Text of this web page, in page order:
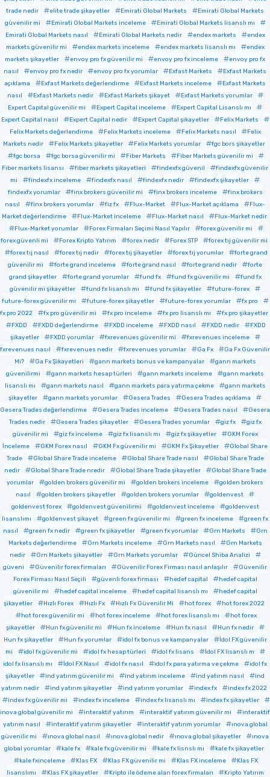
trade nedir
elite trade şikayetler Emirati Global Markets
Emirati Global Markets
güvenilir mi
Emirati Global Markets inceleme
Emirati Global Markets lisanslı mı
Emirati Global Markets nasıl
Emirati Global Markets nedir endex markets
endex
markets güvenilir mi
endex markets inceleme endex markets lisanslı mı
endex
markets şikayetler
envoy pro fx güvenilir mi envoy pro fx inceleme
envoy pro fx
nasıl
envoy pro fx nedir envoy pro fx yorumlar Exfast Markets
Exfast Markets
açıklama
Exfast Markets değerlendirme Exfast Markets inceleme
Exfast Markets
nasıl
Exfast Markets nedir Exfast Markets şikayet
Exfast Markets yorumlar
Expert Capital güvenilir mi
Expert Capital inceleme
Expert Capital Lisanslı mı
Expert Capital nasıl
Expert Capital nedir Expert Capital şikayetler
Felix Markets
Felix Markets değerlendirme
Felix Markets inceleme Felix Markets nasıl
Felix
Markets nedir
Felix Markets şikayetler Felix Markets yorumlar
fgc bors şikayetler
fgc borsa
fgc borsa güvenilir mi Fiber Markets
Fiber Markets güvenilir mi
Fiber markets lisansı
fiber markets şikayetleri findexfx güvenil
findexfx güvenilir
mi
findexfx inceleme findexfx nasıl findexfx nedir
findexfx şikayetler
findexfx yorumlar
finx brokers güvenilir mi finx brokers inceleme
finx brokers
nasıl
finx brokers yorumlar fiz fx Flux-Market Flux-Market açıklama
Flux-
Market değerlendirme
Flux-Market inceleme Flux-Market nasıl
Flux-Market nedir
Flux-Market yorumlar
Forex Firmaları Seçimi Nasıl Yapılır
forex güvenilir mi
forex güvenli mi
Forex Kripto Yatırım forex nedir Forex STP
forex tıj güvenilir mi
forex tıj nasıl
forex tıj nedir forex tıj şikayetler forex tıj yorumlar
forte grand
güvenilir mi
forte grand inceleme forte grand nasıl forte grand nedir
forte
grand şikayetler
forte grand yorumlar fund fx fund fx güvenilir mi
fund fx
güvenilir mi şikayetler
fund fx lisanslı mı fund fx şikayetler
future-forex
future-forex güvenilir mi
future-forex şikayetler future-forex yorumlar
fx pro
fx pro 2022
fx pro güvenilir mi fx pro inceleme fx pro lisanslı mı
fx pro şikayetler
FXDD
FXDD değerlendirme FXDD inceleme FXDD nasıl FXDD nedir
FXDD
şikayetler
FXDD yorumlar fxrevenues güvenilir mi
fxrevenues inceleme
fxrevenues nasıl
fxrevenues nedir fxrevenues yorumlar Ga Fx
Ga Fx Güvenilir
Mi?
Ga Fx Şikayetleri gann markets bonus ve kampanyalar
gann markets
güvenilirmi
gann markets hesap türleri gann markets inceleme
gann markets
lisanslı mı
gann markets nasıl gann markets para yatırma çekme
gann markets
şikayetler
gann markets yorumlar Gesera Trades
Gesera Trades açıklama
Gesera Trades değerlendirme
Gesera Trades inceleme Gesera Trades nasıl
Gesera
Trades nedir
Gesera Trades şikayetler Gesera Trades yorumlar giz fx
giz fx
güvenilir mi
giz fx inceleme giz fx lisanslı mı giz fx şikayetler
GKM Forex
İnceleme
GKM Forex nasıl GKM Fx güvenilir mi GKM Fx Şikayetler
Global Share
Trade
Global Share Trade inceleme Global Share Trade nasıl
Global Share Trade
nedir
Global Share Trade nredir Global Share Trade şikayetler
Global Share Trade
yorumlar
golden brokers güvenilir mi golden brokers inceleme
golden brokers
nasıl
golden brokers şikayetler golden brokers yorumlar
goldenvest
goldenvest forex
goldenvest güvenilirmi goldenvest inceleme
goldenvest
lisanslımı
goldenvest şikayet green fx güvenilir mi green fx inceleme
green fx
nasıl
green fx nedir green fx şikayetler green fx yorumlar Grn Markets
Grn
Markets değerlendirme
Grn Markets inceleme Grn Markets nasıl
Grn Markets
nedir
Grn Markets şikayetler Grn Markets yorumlar
Güncel Shiba Analizi
güveni
Güvenilir forex firmaları Güvenilir Forex Firması nasıl anlaşılır
Güvenilir
Forex Firması Nasıl Seçili
güvenli forex firması hedef capital
hedef capital
güvenilir mi
hedef capital inceleme hedef capital lisanslı mı
hedef capital
şikayetler
Hızlı Forex Hızlı Fx Hızlı Fx Güvenilir Mi hot forex
hot forex 2022
hot forex güvenilir mi
hot forex inceleme hot forex lisanslı mı
hot forex
şikayetler
Hun fx güvenilir mi Hun fx inceleme Hun fx nasıl
Hun fx nedir
Hun fx şikayetler
Hun fx yorumlar idol fx bonus ve kampanyalar
İdol FX güvenilir
mi
idol fx güvenilir mi idol fx hesap türleri idol fx lisans
İdol FX lisanslı m
idol fx lisanslı mı
İdol FX Nasıl idol fx nasıl idol fx para yatırma ve çekme
idol fx
şikayetler
ind yatırım güvenilir mi ind yatırım inceleme ind yatırım nasıl
ind
yatırım nedir
ind yatırım şikayetler ind yatırım yorumlar index fx
index fx 2022
index fx güvenilir mi
index fx inceleme index fx lisanslı mı
index fx şikayetler
inova global güvenilir mi
interaktif yatırım interaktif yatırım güvenilir mi
interaktif
yatırım nasıl
interaktif yatırım şikayetler interaktif yatırım yorumlar
ınova global
güvenilir mi
ınova global nasıl ınova global nedir ınova global şikayetler
ınova
global yorumlar
kale fx kale fx güvenilir mi kale fx lisnslı mı
kale fx şikayetler
kale fxinceleme
Klas FX Klas FX güvenilir mi Klas FX inceleme
Klas FX
lisanslımı
Klas FX şikayetler Kripto ile ödeme alan forex firmaları
Kripto Yatırım